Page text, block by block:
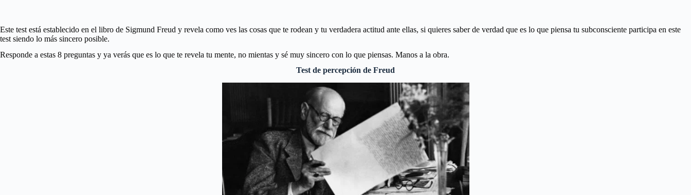
Este test está establecido en el libro de Sigmund Freud y revela como ves las cosas que te rodean y tu verdadera actitud ante ellas, si quieres saber de verdad que es lo que piensa tu subconsciente participa en este
test siendo lo más sincero posible.
Responde a estas 8 preguntas y ya verás que es lo que te revela tu mente, no mientas y sé muy sincero con lo que piensas. Manos a la obra.
Test de percepción de Freud